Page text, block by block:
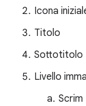
Icona
Titolo
Sottotitolo
Livello